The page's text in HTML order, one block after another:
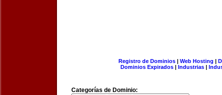
Registro de Dominios| Web Hosting |
Dominios Expirados | Industrias |
Categorías de Dominio: